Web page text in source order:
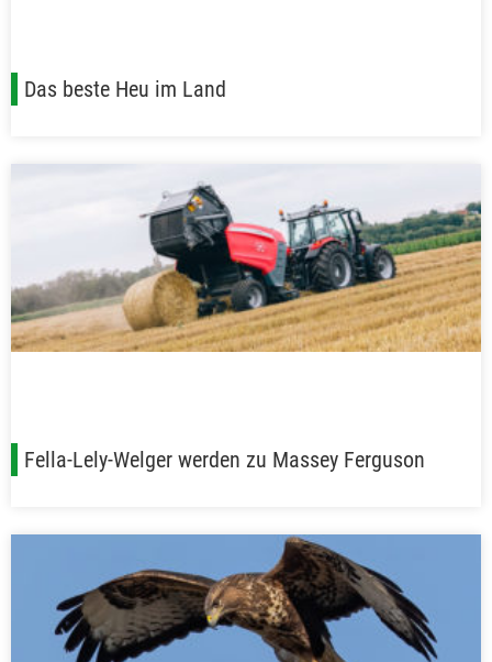
Das beste Heu im Land
Fella-Lely-Welger werden zu Massey Ferguson